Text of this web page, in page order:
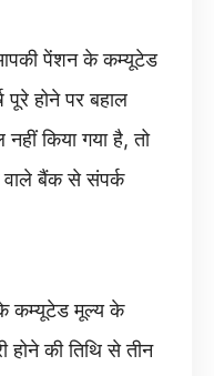
पेंशन के कम्यूटेड
पूरे होने पर बहाल
किया गया है, तो
बैंक से संपर्क
कम्यूटेड मूल्य के
होने की तिथि से तीन